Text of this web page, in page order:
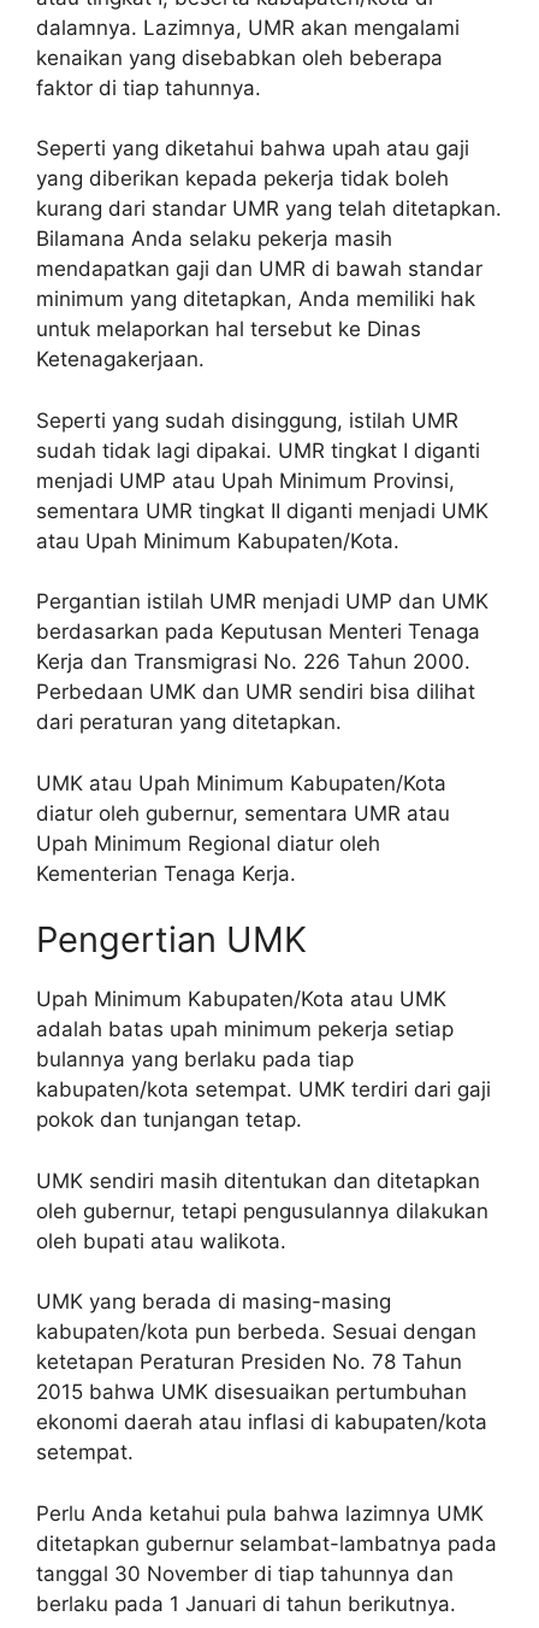
dalamnya. Lazimnya, UMR akan mengalami
kenaikan yang disebabkan oleh beberapa
faktor di tiap tahunnya.
Seperti yang diketahui bahwa upah atau gaji
yang diberikan kepada pekerja tidak boleh
kurang dari standar UMR yang telah ditetapkan.
Bilamana Anda selaku pekerja masih
mendapatkan gaji dan UMR di bawah standar
minimum yang ditetapkan, Anda memiliki hak
untuk melaporkan hal tersebut ke Dinas
Ketenagakerjaan.
Seperti yang sudah disinggung, istilah UMR
sudah tidak lagi dipakai. UMR tingkat I diganti
menjadi UMP atau Upah Minimum Provinsi,
sementara UMR tingkat II diganti menjadi UMK
atau Upah Minimum Kabupaten/Kota.
Pergantian istilah UMR menjadi UMP dan UMK
berdasarkan pada Keputusan Menteri Tenaga
Kerja dan Transmigrasi No. 226 Tahun 2000.
Perbedaan UMK dan UMR sendiri bisa dilihat
dari peraturan yang ditetapkan.
UMK atau Upah Minimum Kabupaten/Kota
diatur oleh gubernur, sementara UMR atau
Upah Minimum Regional diatur oleh
Kementerian Tenaga Kerja.
Pengertian UMK
Upah Minimum Kabupaten/Kota atau UMK
adalah batas upah minimum pekerja setiap
bulannya yang berlaku pada tiap
kabupaten/kota setempat. UMK terdiri dari gaji
pokok dan tunjangan tetap.
UMK sendiri masih ditentukan dan ditetapkan
oleh gubernur, tetapi pengusulannya dilakukan
oleh bupati atau walikota.
UMK yang berada di masing-masing
kabupaten/kota pun berbeda. Sesuai dengan
ketetapan Peraturan Presiden No. 78 Tahun
2015 bahwa UMK disesuaikan pertumbuhan
ekonomi daerah atau inflasi di kabupaten/kota
setempat.
Perlu Anda ketahui pula bahwa lazimnya UMK
ditetapkan gubernur selambat-lambatnya pada
tanggal 30 November di tiap tahunnya dan
berlaku pada 1 Januari di tahun berikutnya.